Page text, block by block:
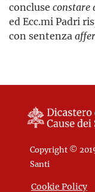
concluse constare
ed Ecc.mi Padri
con sentenza
Copyright ©
Santi
Cookie Policy